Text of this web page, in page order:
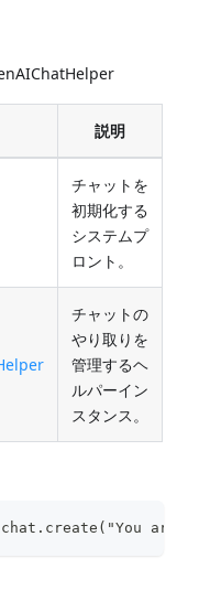
説明
チャットを
初期化する
システムプ
ロント。
チャットの
やり取りを
管理するヘ
ルパーイン
スタンス。
are